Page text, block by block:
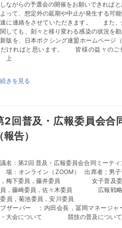
ながらの予選会の開催をお願いできれば
って、想定外の延期や中止が発生する可
に連絡をさせていただきます。 また、
しても、刻々と移り変わる感染の状況を
版を、日本ボクシング連盟ホームペー
ければと思います。 皆様の益々のご
上
続きを見る
2回普及・広報委員会合
報告）
名：第2回 普及・広報委員会合同ミーテ
場：オンライン（ZOOM） 出席者：男子
梅下委員，藤井委員 女子普及委員
，藤崎委員，佐々木委員 広報戦略委
委員，菊池委員，安川
ザーバー ：内田会長，冨岡マネージ
・大会について 競技の普及について